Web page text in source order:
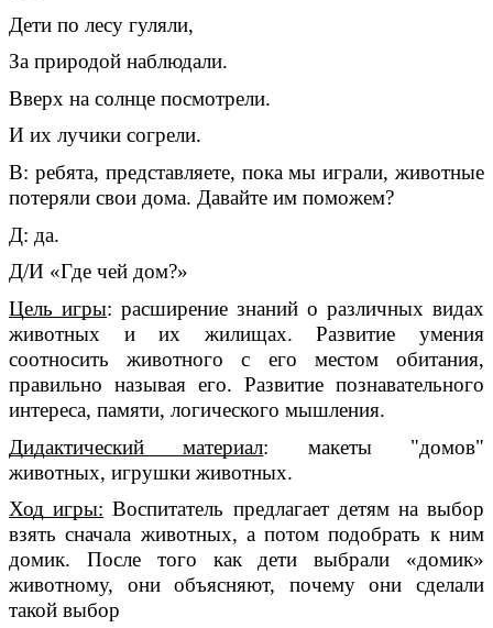
Дети по лесу гуляли,
За природой наблюдали.
Вверх на солнце посмотрели.
И их лучики согрели.
В: ребята, представляете, пока мы играли, животные
потеряли свои дома. Давайте им поможем?
Д: да.
Д/И «Где чей дом?»
Цель игры: расширение знаний о различных видах
животных и их жилищах. Развитие умения
соотносить животного с его местом обитания,
правильно называя его. Развитие познавательного
интереса, памяти, логического мышления.
Дидактический материал: макеты "домов"
животных, игрушки животных.
Ход игры: Воспитатель предлагает детям на выбор
взять сначала животных, а потом подобрать к ним
домик. После того как дети выбрали «домик»
животному, они объясняют, почему они сделали
такой выбор